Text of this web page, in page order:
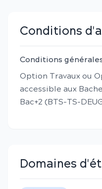
Conditions
Conditions
Option Travaux ou
accessible aux
Bac+2 (BTS-TS-
Domaines